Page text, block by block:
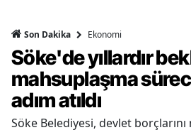
Son Dakika Ekonomi
Söke'de yıllardır
mahsuplaşma
adım atıldı
Söke Belediyesi, devlet